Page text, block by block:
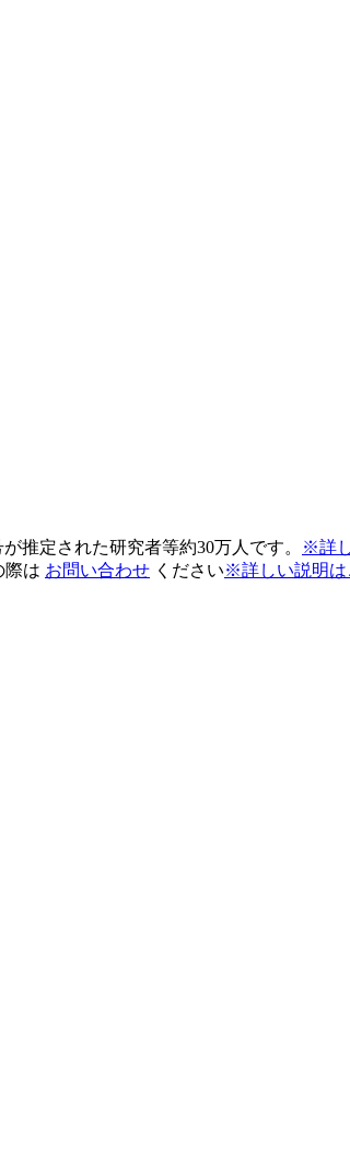
推定された研究者等約30万人です。
※詳
際は お問い合わせ ください※詳しい説明は